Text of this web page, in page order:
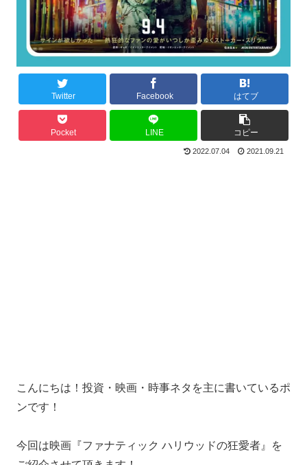
Twitter Facebook はてブ
Pocket LINE コピー
2022.07.04 2021.09.21
こんにちは！投資・映画・時事ネタを主に書いているポ
ンです！
今回は映画『ファナティック ハリウッドの狂愛者』を